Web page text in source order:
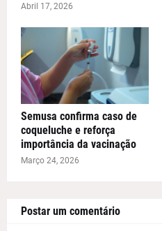
Abril 17, 2026
Semusa confirma caso de
coqueluche e reforça
importância da vacinação
Março 24, 2026
Postar um comentário